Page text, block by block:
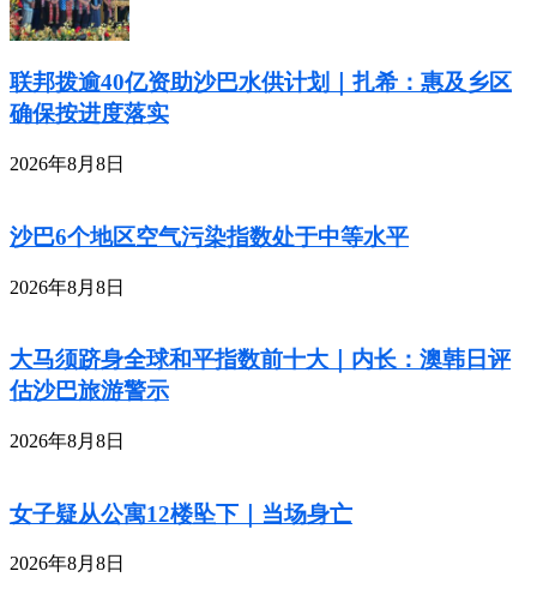
联邦拨逾40亿资助沙巴水供计划｜扎希：惠及乡区
确保按进度落实
2026年8月8日
沙巴6个地区空气污染指数处于中等水平
2026年8月8日
大马须跻身全球和平指数前十大｜内长：澳韩日评
估沙巴旅游警示
2026年8月8日
女子疑从公寓12楼坠下｜当场身亡
2026年8月8日